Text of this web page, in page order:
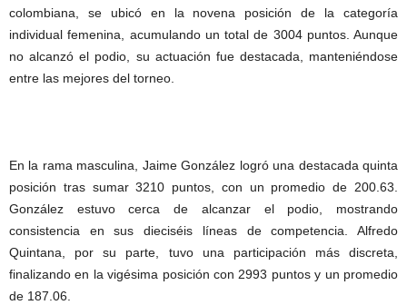
colombiana, se ubicó en la novena posición de la categoría
individual femenina, acumulando un total de 3004 puntos. Aunque
no alcanzó el podio, su actuación fue destacada, manteniéndose
entre las mejores del torneo.
En la rama masculina, Jaime González logró una destacada quinta
posición tras sumar 3210 puntos, con un promedio de 200.63.
González estuvo cerca de alcanzar el podio, mostrando
consistencia en sus dieciséis líneas de competencia. Alfredo
Quintana, por su parte, tuvo una participación más discreta,
finalizando en la vigésima posición con 2993 puntos y un promedio
de 187.06.